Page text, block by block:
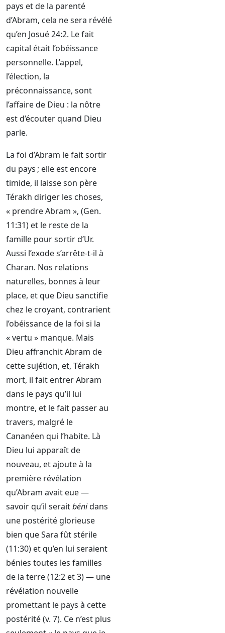
pays et de la parenté
d’Abram, cela ne sera révélé
qu’en Josué 24:2. Le fait
capital était l’obéissance
personnelle. L’appel,
l’élection, la
préconnaissance, sont
l’affaire de Dieu : la nôtre
est d’écouter quand Dieu
parle.
La foi d’Abram le fait sortir
du pays ; elle est encore
timide, il laisse son père
Térakh diriger les choses,
« prendre Abram », (Gen.
11:31) et le reste de la
famille pour sortir d’Ur.
Aussi l’exode s’arrête-t-il à
Charan. Nos relations
naturelles, bonnes à leur
place, et que Dieu sanctifie
chez le croyant, contrarient
l’obéissance de la foi si la
« vertu » manque. Mais
Dieu affranchit Abram de
cette sujétion, et, Térakh
mort, il fait entrer Abram
dans le pays qu’il lui
montre, et le fait passer au
travers, malgré le
Cananéen qui l’habite. Là
Dieu lui apparaît de
nouveau, et ajoute à la
première révélation
qu’Abram avait eue —
savoir qu’il seraitbénidans
une postérité glorieuse
bien que Sara fût stérile
(11:30) et qu’en lui seraient
bénies toutes les familles
de la terre (12:2 et 3) — une
révélation nouvelle
promettant le pays à cette
postérité (v. 7). Ce n’est plus